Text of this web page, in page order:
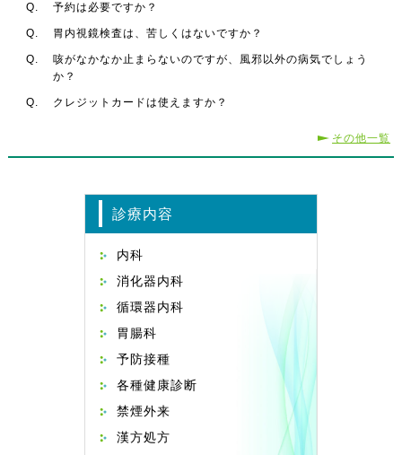
Q. 予約は必要ですか？
Q. 胃内視鏡検査は、苦しくはないですか？
Q.
咳がなかなか止まらないのですが、風邪以外の病気でしょう
か？
Q. クレジットカードは使えますか？
その他一覧
診療内容
内科
消化器内科
循環器内科
胃腸科
予防接種
各種健康診断
禁煙外来
漢方処方